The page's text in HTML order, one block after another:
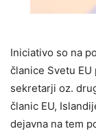
Iniciativo so na
članice Svetu
sekretarji oz.
članic EU,
dejavna na tem